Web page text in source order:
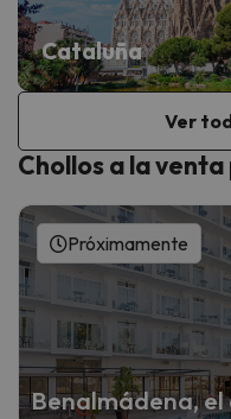
Cataluña
Ver
Chollos a la
Próximamente
Benalmádena,